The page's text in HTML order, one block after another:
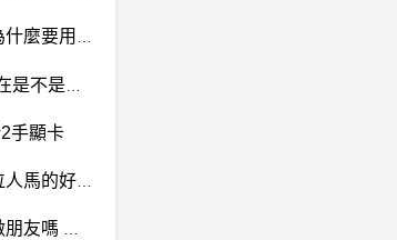
棒球- 所以馬傑森為什麼要用左打 所以馬傑森為什麼要用左打
手顯卡
男女- 分手後還能做朋友嗎 分手後還能做朋友嗎